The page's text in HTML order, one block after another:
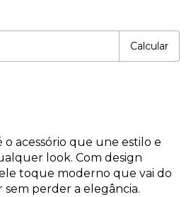
Calcular
o acessório que une estilo e
look. Com design
toque moderno que vai do
perder a elegância.